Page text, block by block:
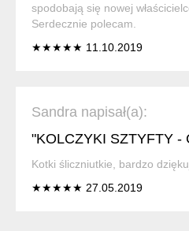
spodobają się nowej
Serdecznie polecam.
★★★★★ 11.10.2019
Sandra napisał(a):
"KOLCZYKI SZTYFTY -
Kotki śliczniutkie, bardzo
★★★★★ 27.05.2019